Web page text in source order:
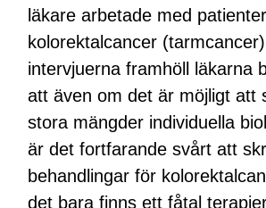
läkare arbetade med
kolorektalcancer
intervjuerna framhöll läkarna
att även om det är möjligt att
stora mängder individuella
är det fortfarande svårt att
behandlingar för
det bara finns ett fåtal